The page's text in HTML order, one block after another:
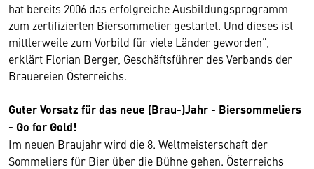
hat bereits 2006 das erfolgreiche Ausbildungsprogramm
zum zertifizierten Biersommelier gestartet. Und dieses ist
mittlerweile zum Vorbild für viele Länder geworden“,
erklärt Florian Berger, Geschäftsführer des Verbands der
Brauereien Österreichs.
Guter Vorsatz für das neue (Brau-)Jahr - Biersommeliers
- Go for Gold!
Im neuen Braujahr wird die 8. Weltmeisterschaft der
Sommeliers für Bier über die Bühne gehen. Österreichs